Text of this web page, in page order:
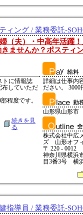
ィング / 業務委託-
（夫）・中高年活躍
ませんか？ポスティ
トに情報誌
布していただ
程度です。
続きを見
る
詳細は仕事内
ださい。 3000
山形県山形市
株式会社中広
ズ 山形オフ
〒 220 - 0012
神奈川県横浜
目3番3号 横
指導員 / 業務委託-